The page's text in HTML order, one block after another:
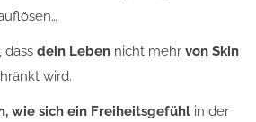
dass dein Leben nicht mehr von Skin
wird.
wie sich ein Freiheitsgefühlin der